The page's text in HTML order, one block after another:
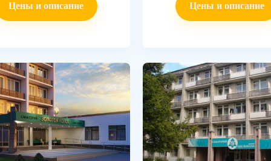
Цены и описание Цены и описание